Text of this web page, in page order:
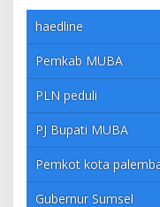
haedline
Pemkab MUBA
PLN peduli
PJ Bupati MUBA
Pemkot kota
Gubernur Sumsel